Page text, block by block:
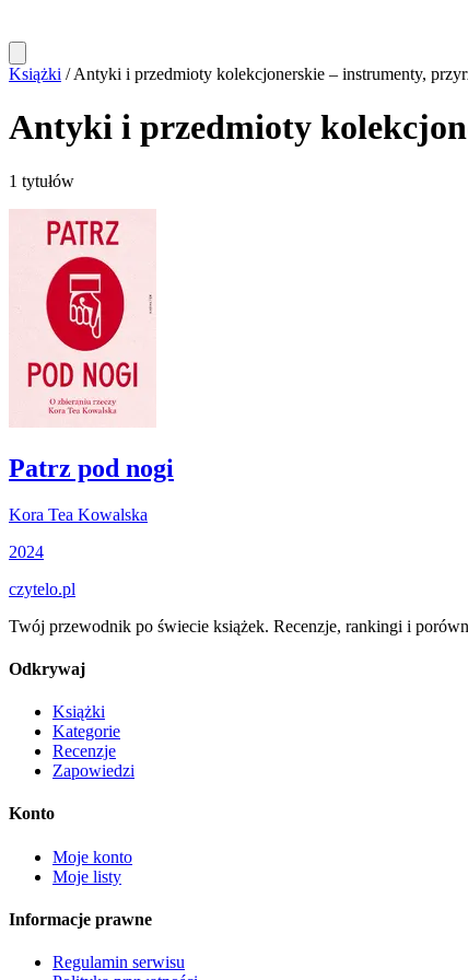
Książki / Antyki i przedmioty kolekcjonerskie – instrumenty,
Antyki i przedmioty
1 tytułów
Patrz pod nogi
Kora Tea Kowalska
2024
czytelo.pl
Twój przewodnik po świecie książek. Recenzje, rankingi i
Odkrywaj
Książki
Kategorie
Recenzje
Zapowiedzi
Konto
Moje konto
Moje listy
Informacje prawne
Regulamin serwisu